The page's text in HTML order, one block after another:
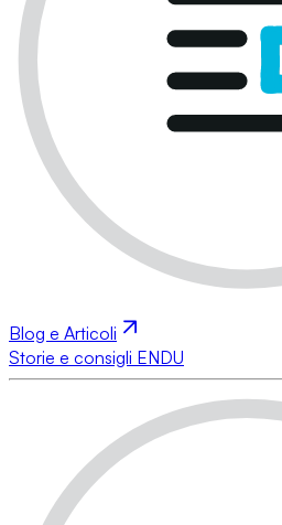
Blog e Articoli
Storie e consigli ENDU